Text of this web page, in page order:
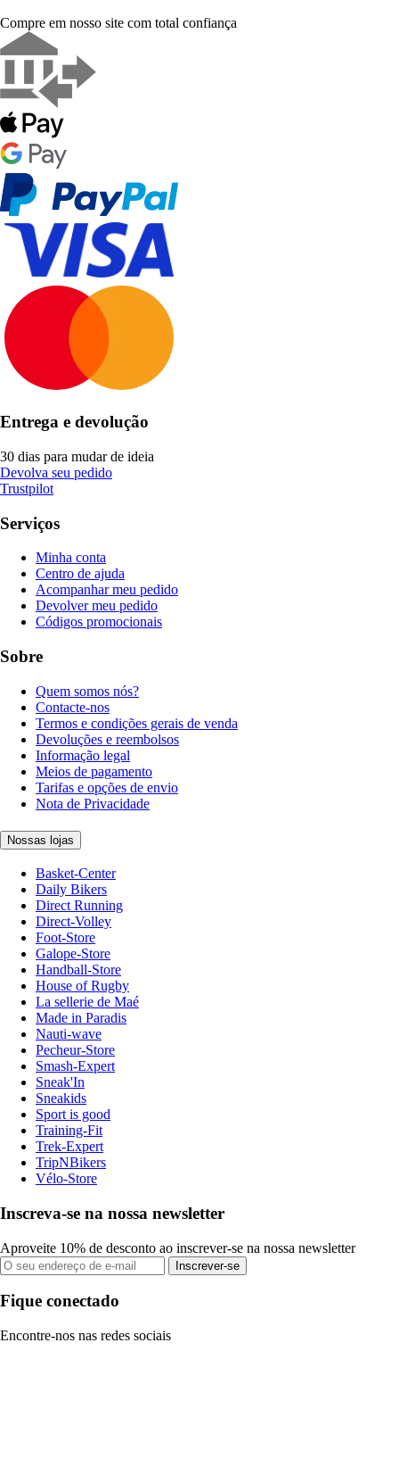
Compre em nosso site com total confiança
Entrega e devolução
30 dias para mudar de ideia
Devolva seu pedido
Trustpilot
Serviços
Minha conta
Centro de ajuda
Acompanhar meu pedido
Devolver meu pedido
Códigos promocionais
Sobre
Quem somos nós?
Contacte-nos
Termos e condições gerais de venda
Devoluções e reembolsos
Informação legal
Meios de pagamento
Tarifas e opções de envio
Nota de Privacidade
Nossas lojas
Basket-Center
Daily Bikers
Direct Running
Direct-Volley
Foot-Store
Galope-Store
Handball-Store
House of Rugby
La sellerie de Maé
Made in Paradis
Nauti-wave
Pecheur-Store
Smash-Expert
Sneak'In
Sneakids
Sport is good
Training-Fit
Trek-Expert
TripNBikers
Vélo-Store
Inscreva-se na nossa newsletter
Aproveite 10% de desconto ao inscrever-se na nossa newsletter
Inscrever-se
Fique conectado
Encontre-nos nas redes sociais